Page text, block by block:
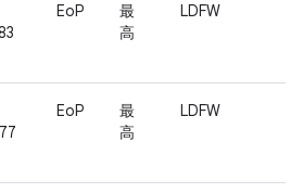
EoP
最
高
LDFW
EoP
最
高
LDFW